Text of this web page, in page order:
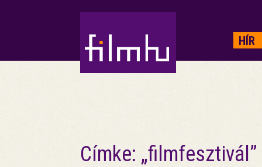
HÍR
Címke: „filmfesztivál”